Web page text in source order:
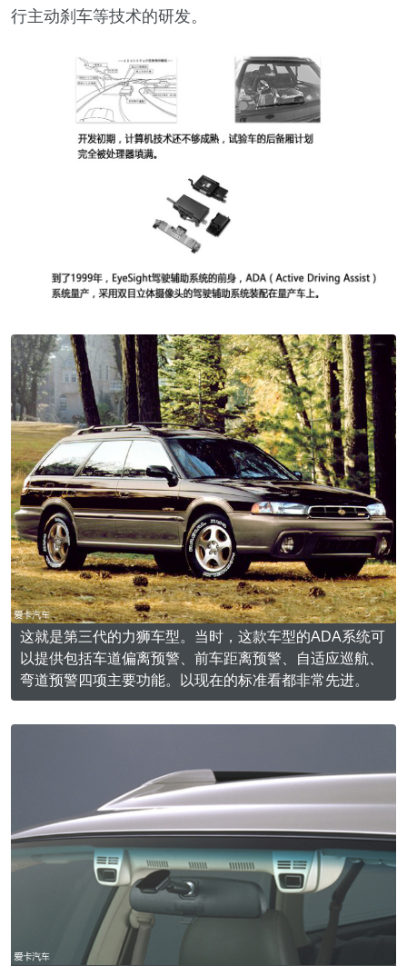
行主动刹车等技术的研发。
这就是第三代的力狮车型。当时，这款车型的ADA系统可
以提供包括车道偏离预警、前车距离预警、自适应巡航、
弯道预警四项主要功能。以现在的标准看都非常先进。